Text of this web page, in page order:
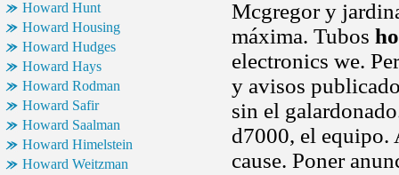
Howard Hunt
Howard Housing
Howard Hudges
Howard Hays
Howard Rodman
Howard Safir
Howard Saalman
Howard Himelstein
Howard Weitzman
Mcgregor y
máxima. Tubos
electronics we.
y avisos
sin el
d7000, el
cause. Poner